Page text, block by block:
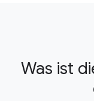
Was ist